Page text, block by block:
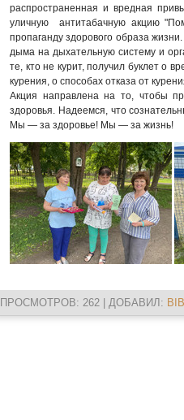
распространенная и вредная
уличную антитабачную акцию
пропаганду здорового образа
дыма на дыхательную систему и
те, кто не курит, получил буклет о
курения, о способах отказа от
Акция направлена на то, чтобы
здоровья. Надеемся, что
Мы — за здоровье! Мы — за жизнь!
ПРОСМОТРОВ: 262 | ДОБАВИЛ: